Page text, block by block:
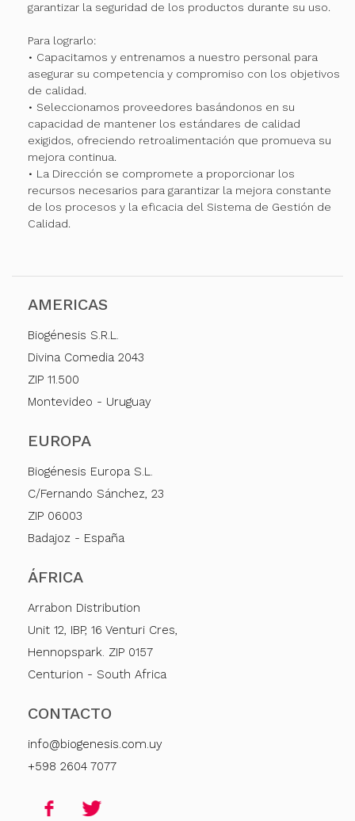
garantizar la seguridad de los productos durante su uso.
Para lograrlo:
• Capacitamos y entrenamos a nuestro personal para
asegurar su competencia y compromiso con los objetivos
de calidad.
• Seleccionamos proveedores basándonos en su
capacidad de mantener los estándares de calidad
exigidos, ofreciendo retroalimentación que promueva su
mejora continua.
• La Dirección se compromete a proporcionar los
recursos necesarios para garantizar la mejora constante
de los procesos y la eficacia del Sistema de Gestión de
Calidad.
AMERICAS
Biogénesis S.R.L.
Divina Comedia 2043
ZIP 11.500
Montevideo - Uruguay
EUROPA
Biogénesis Europa S.L.
C/Fernando Sánchez, 23
ZIP 06003
Badajoz - España
ÁFRICA
Arrabon Distribution
Unit 12, IBP, 16 Venturi Cres,
Hennopspark. ZIP 0157
Centurion - South Africa
CONTACTO
info@biogenesis.com.uy
+598 2604 7077